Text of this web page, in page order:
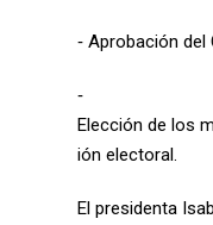
‐ Aprobación del
‐
Elección de los
ión electoral.
El presidenta